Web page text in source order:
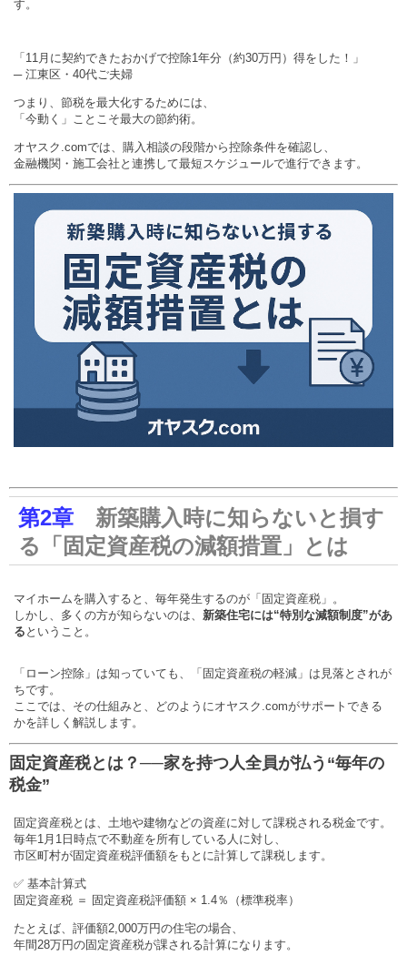
す。
「11月に契約できたおかげで控除1年分（約30万円）得をした！」
─ 江東区・40代ご夫婦
つまり、節税を最大化するためには、
「今動く」ことこそ最大の節約術。
オヤスク.comでは、購入相談の段階から控除条件を確認し、
金融機関・施工会社と連携して最短スケジュールで進行できます。
第2章 新築購入時に知らないと損す
る「固定資産税の減額措置」とは
マイホームを購入すると、毎年発生するのが「固定資産税」。
しかし、多くの方が知らないのは、 新築住宅には“特別な減額制度”があ
る ということ。
「ローン控除」は知っていても、「固定資産税の軽減」は見落とされが
ちです。
ここでは、その仕組みと、どのようにオヤスク.comがサポートできる
かを詳しく解説します。
固定資産税とは？──家を持つ人全員が払う“毎年の
税金”
固定資産税とは、土地や建物などの資産に対して課税される税金です。
毎年1月1日時点で不動産を所有している人に対し、
市区町村が固定資産税評価額をもとに計算して課税します。
✅ 基本計算式
固定資産税 ＝ 固定資産税評価額 × 1.4％（標準税率）
たとえば、評価額2,000万円の住宅の場合、
年間28万円の固定資産税が課される計算になります。